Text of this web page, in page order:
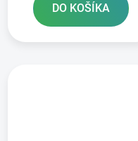
DO KOŠÍKA